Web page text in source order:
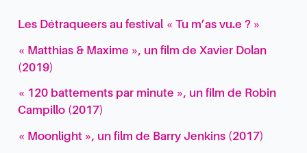
Les Détraqueers au festival « Tu m’as vu.e ? »
« Matthias & Maxime », un film de Xavier Dolan
(2019)
« 120 battements par minute », un film de Robin
Campillo (2017)
« Moonlight », un film de Barry Jenkins (2017)